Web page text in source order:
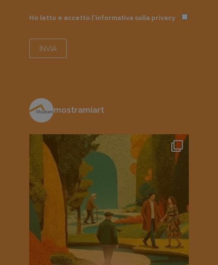
Ho letto e accetto l'informativa sulla privacy
mostramiart